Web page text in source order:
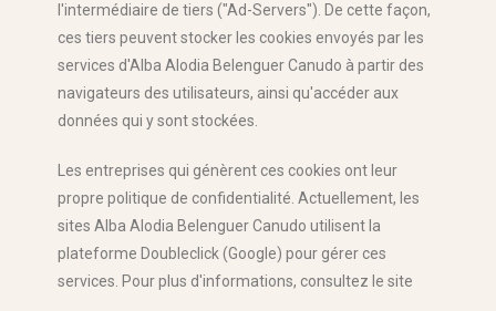
l'intermédiaire de tiers ("Ad-Servers"). De cette façon,
ces tiers peuvent stocker les cookies envoyés par les
services d'Alba Alodia Belenguer Canudo à partir des
navigateurs des utilisateurs, ainsi qu'accéder aux
données qui y sont stockées.
Les entreprises qui génèrent ces cookies ont leur
propre politique de confidentialité. Actuellement, les
sites Alba Alodia Belenguer Canudo utilisent la
plateforme Doubleclick (Google) pour gérer ces
services. Pour plus d'informations, consultez le site